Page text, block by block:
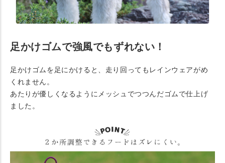
足かけゴムで強風でもずれない！
足かけゴムを足にかけると、走り回ってもレインウェアがめ
くれません。
あたりが優しくなるようにメッシュでつつんだゴムで仕上げ
ました。